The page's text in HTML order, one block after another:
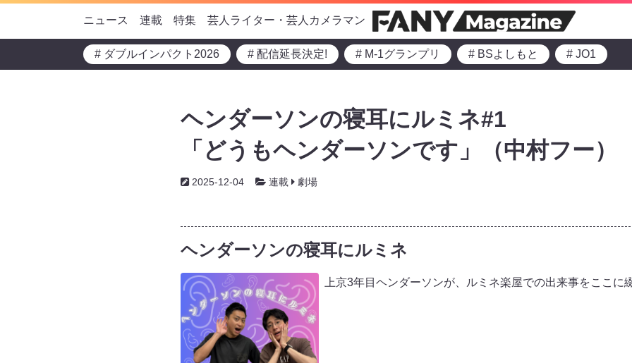
ニュース 連載 特集 芸人ライター・芸人カメラマン
# ダブルインパクト2026 # 配信延長決定! # M-1グランプリ # BSよしもと # JO1
ヘンダーソンの寝耳にルミネ#1
「どうもヘンダーソンです」（中村フー）
2025-12-04 連載 劇場
ヘンダーソンの寝耳にルミネ
上京3年目ヘンダーソンが、ルミネ楽屋での出来事をここに